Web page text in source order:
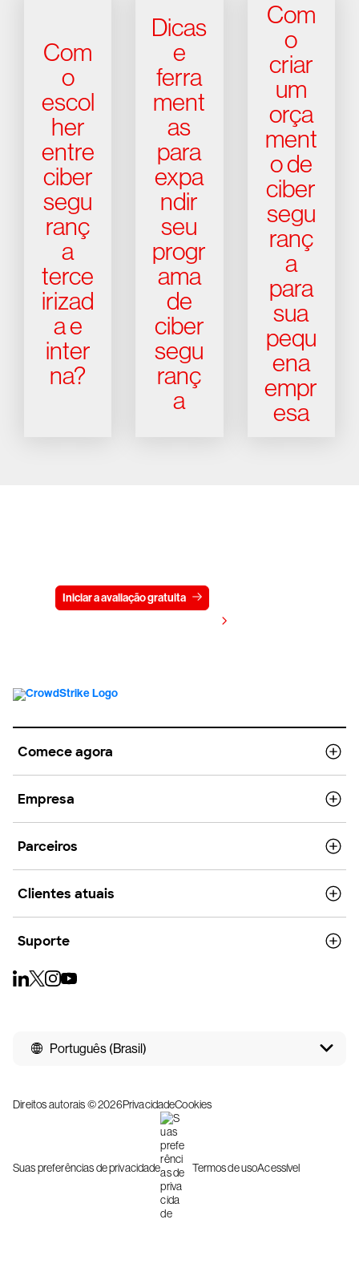
Com
o
escol
her
entre
ciber
segu
ranç
a
terce
irizad
a e
inter
na?
Dicas
e
ferra
ment
as
para
expa
ndir
seu
progr
ama
de
ciber
segu
ranç
a
Com
o
criar
um
orça
ment
o de
ciber
segu
ranç
a
para
sua
pequ
ena
empr
esa
Iniciar a avaliação gratuita
Comece agora
Empresa
Parceiros
Clientes atuais
Suporte
Português (Brasil)
Direitos autorais © 2026PrivacidadeCookies
Suas preferências de privacidade Termos de usoAcessível